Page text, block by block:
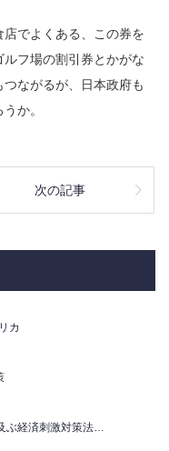
でよくある、この券を
フ場の割引券とかがな
ながるが、日本政府も
か。
次の記事
カ
ぶ経済刺激対策法…